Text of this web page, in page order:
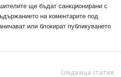
ще бъдат санкционирани с
на коментарите под
или блокират публикуването
Следваща статия